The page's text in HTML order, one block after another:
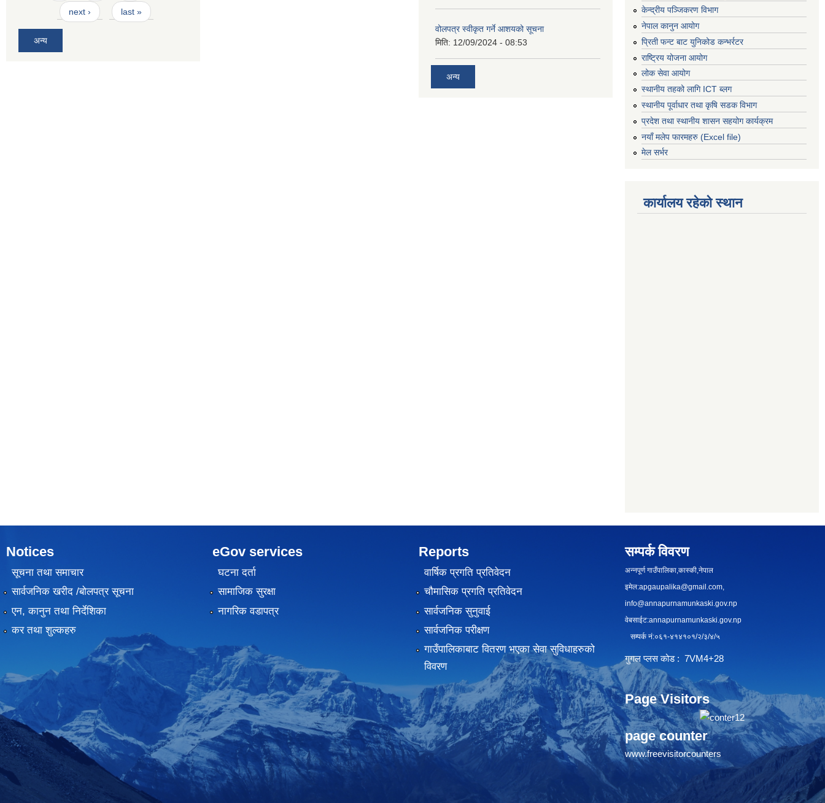
next › last »
अन्य
वोलपत्र स्वीकृत गर्ने आशयको सूचना
मिति: 12/09/2024 - 08:53
अन्य
केन्द्रीय पञ्जिकरण विभाग
नेपाल कानुन आयोग
प्रिती फन्ट बाट युनिकोड कन्भर्रटर
राष्ट्रिय योजना आयोग
लोक सेवा आयोग
स्थानीय तहको लागि ICT ब्लग
स्थानीय पूर्वाधार तथा कृषि सडक विभाग
प्रदेश तथा स्थानीय शासन सहयोग कार्यक्रम
नयाँ मलेप फारमहरु (Excel file)
मेल सर्भर
कार्यालय रहेको स्थान
Notices
सूचना तथा समाचार
सार्वजनिक खरीद /बोलपत्र सूचना
एन, कानुन तथा निर्देशिका
कर तथा शुल्कहरु
eGov services
घटना दर्ता
सामाजिक सुरक्षा
नागरिक वडापत्र
Reports
वार्षिक प्रगति प्रतिवेदन
चौमासिक प्रगति प्रतिवेदन
सार्वजनिक सुनुवाई
सार्वजनिक परीक्षण
गाउँपालिकाबाट वितरण भएका सेवा सुविधाहरुको
विवरण
सम्पर्क विवरण
अन्नपूर्ण गाउँपालिका,कास्की,नेपाल
इमेल:apgaupalika@gmail.com,
info@annapurnamunkaski.gov.np
वेबसाईट:annapurnamunkaski.gov.np
सम्पर्क नं:०६१-४१४१०१/२/३/४/५
गुगल प्लस कोड : 7VM4+28
Page Visitors
page counter
www.freevisitorcounters